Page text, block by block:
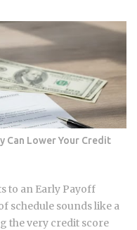
with confidence
you never saw
for most
your estimated
divide by 12, and
and interest
the account opens,
you prepay a few
the account isn't
bill lands. One
taxes, and
Can Lower Your Credit
to an Early Payoff
schedule sounds like a
the very credit score